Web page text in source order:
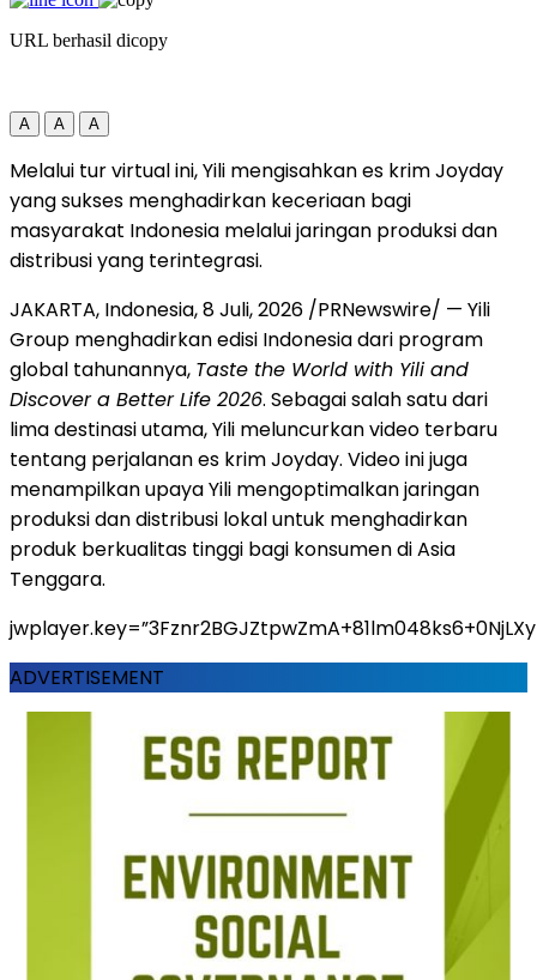
URL berhasil dicopy
A A A
Melalui tur virtual ini, Yili mengisahkan es krim Joyday
yang sukses menghadirkan keceriaan bagi
masyarakat Indonesia melalui jaringan produksi dan
distribusi yang terintegrasi.
JAKARTA, Indonesia,8 Juli, 2026 /PRNewswire/ — Yili
Group menghadirkan edisi Indonesia dari program
global tahunannya, Taste the World with Yili and
Discover a Better Life 2026. Sebagai salah satu dari
lima destinasi utama, Yili meluncurkan video terbaru
tentang perjalanan es krim Joyday. Video ini juga
menampilkan upaya Yili mengoptimalkan jaringan
produksi dan distribusi lokal untuk menghadirkan
produk berkualitas tinggi bagi konsumen di Asia
Tenggara.
ADVERTISEMENT